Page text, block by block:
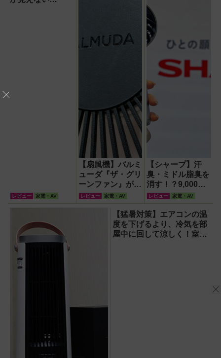
レビュー 家電・AV
【扇風機】バルミ
ューダ『ザ・グリ
ーンファン』が再
現する自然の風が
徹底している！
レビュー 家電・AV
【シャープ】汗
臭・ミドル脂臭を
消す！？9,000円
超でも売れる高級
ハンディファン
『PJ-HS01』が凄
すぎる
レビュー 家電・AV
【猛暑対策】エアコンの温
度を下げるより、冷気を部
屋中に回して涼しく！室温